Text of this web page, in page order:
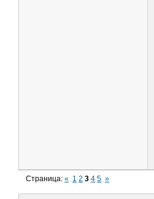
Страница:« 1 2 3 4 5 »